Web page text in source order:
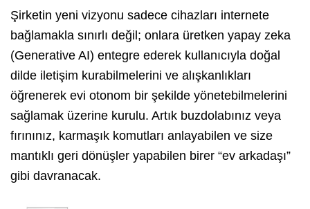
Şirketin yeni vizyonu sadece cihazları internete
bağlamakla sınırlı değil; onlara üretken yapay zeka
(Generative AI) entegre ederek kullanıcıyla doğal
dilde iletişim kurabilmelerini ve alışkanlıkları
öğrenerek evi otonom bir şekilde yönetebilmelerini
sağlamak üzerine kurulu. Artık buzdolabınız veya
fırınınız, karmaşık komutları anlayabilen ve size
mantıklı geri dönüşler yapabilen birer “ev arkadaşı”
gibi davranacak.